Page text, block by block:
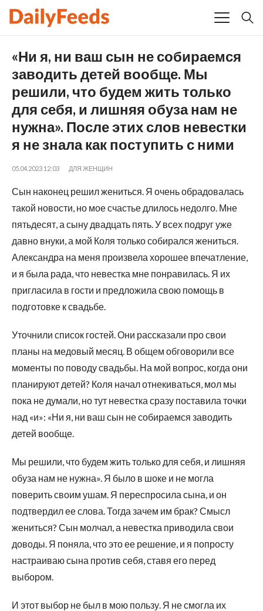
«Ни я, ни ваш сын не собираемся
заводить детей вообще. Мы
решили, что будем жить только
для себя, и лишняя обуза нам не
нужна». После этих слов невестки
я не знала как поступить с ними
05.04.2023 12:03 ДЛЯ ЖЕНЩИН
Сын наконец решил жениться. Я очень обрадовалась
такой новости, но мое счастье длилось недолго. Мне
пятьдесят, а сыну двадцать пять. У всех подруг уже
давно внуки, а мой Коля только собирался жениться.
Александра на меня произвела хорошее впечатление,
и я была рада, что невестка мне понравилась. Я их
пригласила в гости и предложила свою помощь в
подготовке к свадьбе.
Уточнили список гостей. Они рассказали про свои
планы на медовый месяц. В общем обговорили все
моменты по поводу свадьбы. На мой вопрос, когда они
планируют детей? Коля начал отнекиваться, мол мы
пока не думали, но тут невестка сразу поставила точки
над «и»: «Ни я, ни ваш сын не собираемся заводить
детей вообще.
Мы решили, что будем жить только для себя, и лишняя
обуза нам не нужна». Я было в шоке и не могла
поверить своим ушам. Я переспросила сына, и он
подтвердил ее слова. Тогда зачем им брак? Смысл
жениться? Сын молчал, а невестка приводила свои
доводы. Я поняла, что это ее решение, и я попросту
настраиваю сына против себя, ставя его перед
выбором.
И этот выбор не был в мою пользу. Я не смогла их